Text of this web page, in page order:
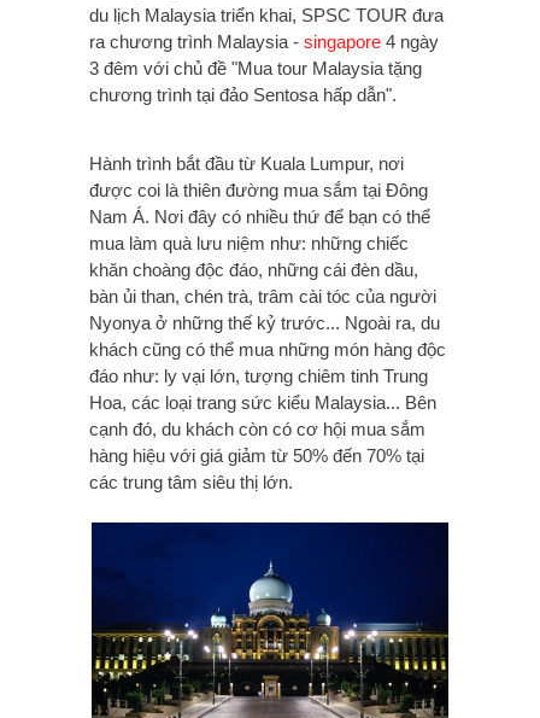
du lịch Malaysia triển khai, SPSC TOUR đưa
ra chương trình Malaysia - singapore 4 ngày
3 đêm với chủ đề "Mua tour Malaysia tặng
chương trình tại đảo Sentosa hấp dẫn".
Hành trình bắt đầu từ Kuala Lumpur, nơi
được coi là thiên đường mua sắm tại Đông
Nam Á. Nơi đây có nhiều thứ để bạn có thể
mua làm quà lưu niệm như: những chiếc
khăn choàng độc đáo, những cái đèn dầu,
bàn ủi than, chén trà, trâm cài tóc của người
Nyonya ở những thế kỷ trước... Ngoài ra, du
khách cũng có thể mua những món hàng độc
đáo như: ly vại lớn, tượng chiêm tinh Trung
Hoa, các loại trang sức kiểu Malaysia... Bên
cạnh đó, du khách còn có cơ hội mua sắm
hàng hiệu với giá giảm từ 50% đến 70% tại
các trung tâm siêu thị lớn.